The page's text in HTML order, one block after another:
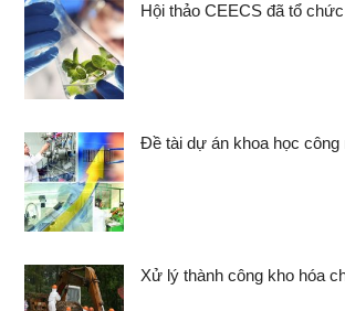
Hội thảo CEECS đã tổ chức
Đề tài dự án khoa học công
Xử lý thành công kho hóa